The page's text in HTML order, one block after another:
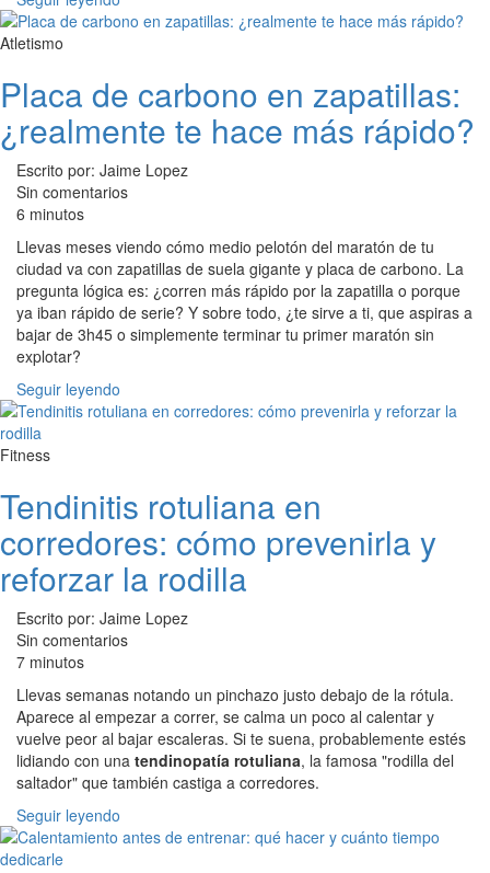
Atletismo
Placa de carbono en zapatillas:
¿realmente te hace más rápido?
Escrito por: Jaime Lopez
Sin comentarios
6 minutos
Llevas meses viendo cómo medio pelotón del maratón de tu
ciudad va con zapatillas de suela gigante y placa de carbono. La
pregunta lógica es: ¿corren más rápido por la zapatilla o porque
ya iban rápido de serie? Y sobre todo, ¿te sirve a ti, que aspiras a
bajar de 3h45 o simplemente terminar tu primer maratón sin
explotar?
Seguir leyendo
Fitness
Tendinitis rotuliana en
corredores: cómo prevenirla y
reforzar la rodilla
Escrito por: Jaime Lopez
Sin comentarios
7 minutos
Llevas semanas notando un pinchazo justo debajo de la rótula.
Aparece al empezar a correr, se calma un poco al calentar y
vuelve peor al bajar escaleras. Si te suena, probablemente estés
lidiando con una tendinopatía rotuliana, la famosa "rodilla del
saltador" que también castiga a corredores.
Seguir leyendo